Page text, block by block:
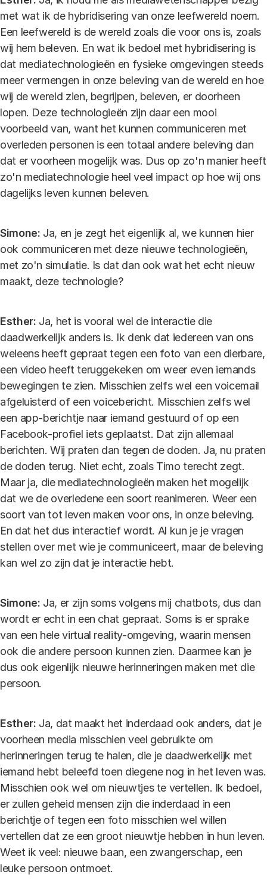
met wat ik de hybridisering van onze leefwereld noem.
Een leefwereld is de wereld zoals die voor ons is, zoals
wij hem beleven. En wat ik bedoel met hybridisering is
dat mediatechnologieën en fysieke omgevingen steeds
meer vermengen in onze beleving van de wereld en hoe
wij de wereld zien, begrijpen, beleven, er doorheen
lopen. Deze technologieën zijn daar een mooi
voorbeeld van, want het kunnen communiceren met
overleden personen is een totaal andere beleving dan
dat er voorheen mogelijk was. Dus op zo'n manier heeft
zo'n mediatechnologie heel veel impact op hoe wij ons
dagelijks leven kunnen beleven.
Simone: Ja, en je zegt het eigenlijk al, we kunnen hier
ook communiceren met deze nieuwe technologieën,
met zo'n simulatie. Is dat dan ook wat het echt nieuw
maakt, deze technologie?
Esther: Ja, het is vooral wel de interactie die
daadwerkelijk anders is. Ik denk dat iedereen van ons
weleens heeft gepraat tegen een foto van een dierbare,
een video heeft teruggekeken om weer even iemands
bewegingen te zien. Misschien zelfs wel een voicemail
afgeluisterd of een voicebericht. Misschien zelfs wel
een app-berichtje naar iemand gestuurd of op een
Facebook-profiel iets geplaatst. Dat zijn allemaal
berichten. Wij praten dan tegen de doden. Ja, nu praten
de doden terug. Niet echt, zoals Timo terecht zegt.
Maar ja, die mediatechnologieën maken het mogelijk
dat we de overledene een soort reanimeren. Weer een
soort van tot leven maken voor ons, in onze beleving.
En dat het dus interactief wordt. Al kun je je vragen
stellen over met wie je communiceert, maar de beleving
kan wel zo zijn dat je interactie hebt.
Simone: Ja, er zijn soms volgens mij chatbots, dus dan
wordt er echt in een chat gepraat. Soms is er sprake
van een hele virtual reality-omgeving, waarin mensen
ook die andere persoon kunnen zien. Daarmee kan je
dus ook eigenlijk nieuwe herinneringen maken met die
persoon.
Esther: Ja, dat maakt het inderdaad ook anders, dat je
voorheen media misschien veel gebruikte om
herinneringen terug te halen, die je daadwerkelijk met
iemand hebt beleefd toen diegene nog in het leven was.
Misschien ook wel om nieuwtjes te vertellen. Ik bedoel,
er zullen geheid mensen zijn die inderdaad in een
berichtje of tegen een foto misschien wel willen
vertellen dat ze een groot nieuwtje hebben in hun leven.
Weet ik veel: nieuwe baan, een zwangerschap, een
leuke persoon ontmoet.